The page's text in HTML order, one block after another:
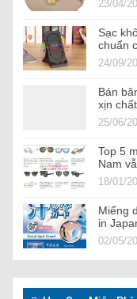
23/04/
Sạc
chuẩn
24/09/
Bán
xịn
25/06/
Top 5
Nam
18/01/
Miếng
in
02/05/